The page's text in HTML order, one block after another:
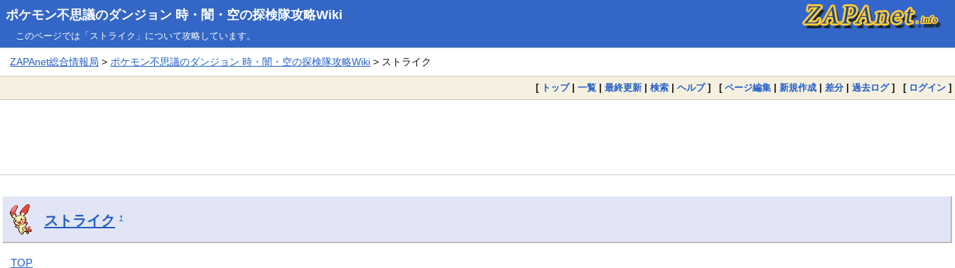
ポケモン不思議のダンジョン 時・闇・空の探検隊攻略Wiki
このページでは「ストライク」について攻略しています。
ZAPAnet総合情報局 >ポケモン不思議のダンジョン 時・闇・空の探検隊攻略Wiki > ストライク
[ トップ| 一覧 | 最終更新 | 検索 | ヘルプ] [ ページ編集 | 新規作成 | 差分 | 過去ログ] [ ログイン ]
ストライク †
TOP